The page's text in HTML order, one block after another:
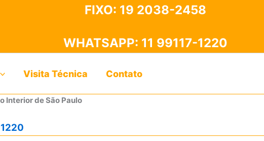
FIXO: 19 2038-2458
WHATSAPP: 11 99117-1220
Visita Técnica Contato
Interior de São Paulo